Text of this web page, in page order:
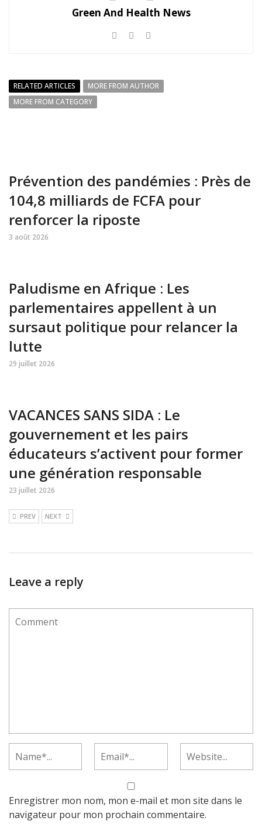
Green And Health News
RELATED ARTICLES
MORE FROM AUTHOR
MORE FROM CATEGORY
Prévention des pandémies : Près de
104,8 milliards de FCFA pour
renforcer la riposte
3 août 2026
Paludisme en Afrique : Les
parlementaires appellent à un
sursaut politique pour relancer la
lutte
29 juillet 2026
VACANCES SANS SIDA : Le
gouvernement et les pairs
éducateurs s’activent pour former
une génération responsable
23 juillet 2026
PREV NEXT
Leave a reply
Enregistrer mon nom, mon e-mail et mon site dans le
navigateur pour mon prochain commentaire.